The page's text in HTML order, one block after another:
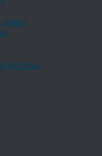
дома
мусора